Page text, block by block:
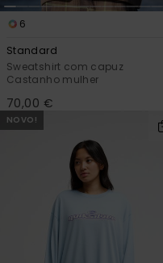
6
Standard
Sweatshirt com capuz
Castanho mulher
70,00 €
NOVO!